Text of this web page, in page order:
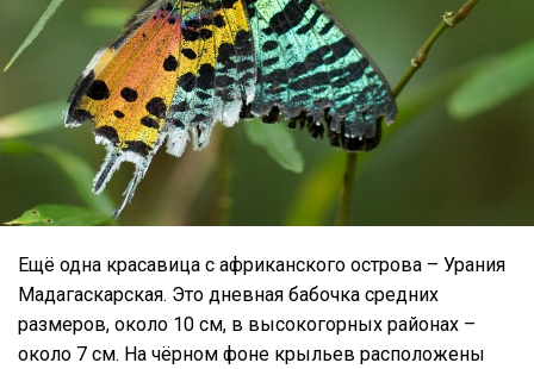
Ещё одна красавица с африканского острова – Урания
Мадагаскарская. Это дневная бабочка средних
размеров, около 10 см, в высокогорных районах –
около 7 см. На чёрном фоне крыльев расположены